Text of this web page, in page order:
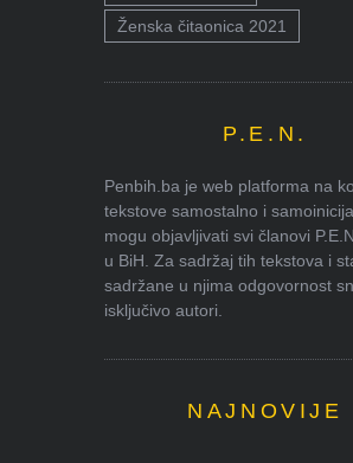
Ženska čitaonica 2021
P.E.N.
Penbih.ba je web platforma na
tekstove samostalno i
mogu objavljivati svi članovi
u BiH. Za sadržaj tih tekstova i
sadržane u njima odgovornost
isključivo autori.
NAJNOVIJE